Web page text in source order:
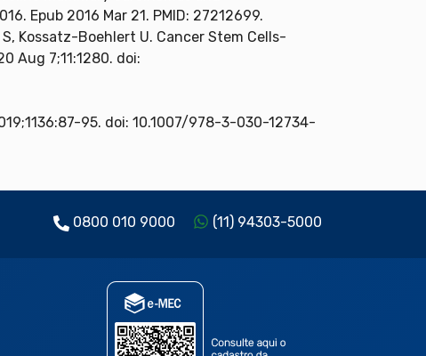
Epub 2016 Mar 21. PMID: 27212699.
Kossatz-Boehlert U. Cancer Stem Cells-
Aug 7;11:1280. doi:
95. doi: 10.1007/978-3-030-12734-
0800 010 9000 (11) 94303-5000